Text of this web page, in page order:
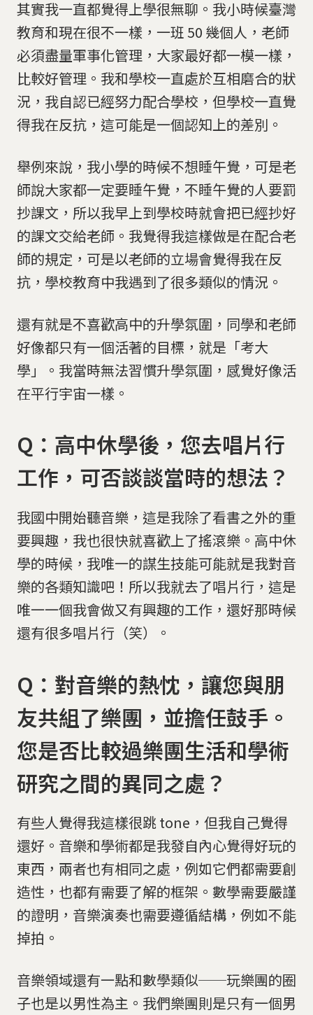
其實我一直都覺得上學很無聊。我小時候臺灣
教育和現在很不一樣，一班 50 幾個人，老師
必須盡量軍事化管理，大家最好都一模一樣，
比較好管理。我和學校一直處於互相磨合的狀
況，我自認已經努力配合學校，但學校一直覺
得我在反抗，這可能是一個認知上的差別。
舉例來說，我小學的時候不想睡午覺，可是老
師說大家都一定要睡午覺，不睡午覺的人要罰
抄課文，所以我早上到學校時就會把已經抄好
的課文交給老師。我覺得我這樣做是在配合老
師的規定，可是以老師的立場會覺得我在反
抗，學校教育中我遇到了很多類似的情況。
還有就是不喜歡高中的升學氛圍，同學和老師
好像都只有一個活著的目標，就是「考大
學」。我當時無法習慣升學氛圍，感覺好像活
在平行宇宙一樣。
Q：高中休學後，您去唱片行
工作，可否談談當時的想法？
我國中開始聽音樂，這是我除了看書之外的重
要興趣，我也很快就喜歡上了搖滾樂。高中休
學的時候，我唯一的謀生技能可能就是我對音
樂的各類知識吧！所以我就去了唱片行，這是
唯一一個我會做又有興趣的工作，還好那時候
還有很多唱片行（笑）。
Q：對音樂的熱忱，讓您與朋
友共組了樂團，並擔任鼓手。
您是否比較過樂團生活和學術
研究之間的異同之處？
有些人覺得我這樣很跳 tone，但我自己覺得
還好。音樂和學術都是我發自內心覺得好玩的
東西，兩者也有相同之處，例如它們都需要創
造性，也都有需要了解的框架。數學需要嚴謹
的證明，音樂演奏也需要遵循結構，例如不能
掉拍。
音樂領域還有一點和數學類似──玩樂團的圈
子也是以男性為主。我們樂團則是只有一個男